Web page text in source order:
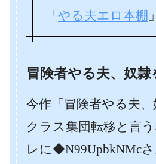
「 やる夫エロ本棚
冒険者やる夫、奴隷
今作「冒険者やる夫、
クラス集団転移と言
レに◆N99UpbkNMc